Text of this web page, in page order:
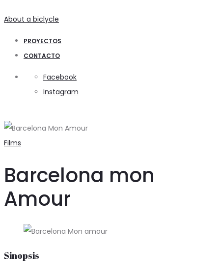
About a biclycle
PROYECTOS
CONTACTO
Facebook
Instagram
Films
Barcelona mon
Amour
Sinopsis